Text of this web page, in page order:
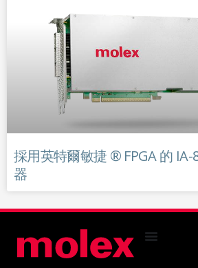
採用英特爾敏捷 ® FPGA 的 IA-
器